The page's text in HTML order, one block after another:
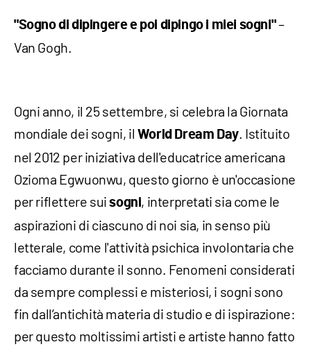
"Sogno di dipingere e poi dipingo i miei sogni"–
Van Gogh.
Ogni anno, il 25 settembre, si celebra la Giornata
mondiale dei sogni, il World Dream Day. Istituito
nel 2012 per iniziativa dell'educatrice americana
Ozioma Egwuonwu, questo giorno è un'occasione
per riflettere suisogni, interpretati sia come le
aspirazioni di ciascuno di noi sia, in senso più
letterale, come l'attività psichica involontaria che
facciamo durante il sonno. Fenomeni considerati
da sempre complessi e misteriosi, i sogni sono
fin dall’antichità materia di studio e di ispirazione:
per questo moltissimi artisti e artiste hanno fatto